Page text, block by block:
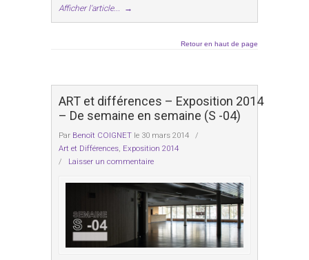
Afficher l'article... →
Retour en haut de page
ART et différences – Exposition 2014
– De semaine en semaine (S -04)
Par Benoît COIGNET le 30 mars 2014
/
Art et Différences, Exposition 2014
/ Laisser un commentaire